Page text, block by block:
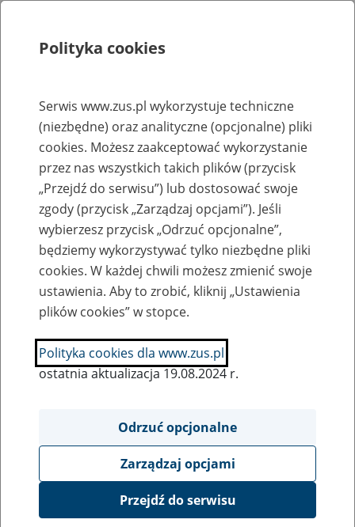
Rejestry, ewidencje i archiwa
Baza zlikwidowanych lub
przekształconych zakładów pracy
Nazwa zakładu pracy:
SZUKAJ
Ukryj wszystkie pozycje bazy
Spółdzielnia Pracy POLTRANS w
Polityka cookies
Serwis www.zus.pl wykorzystuje techniczne
(niezbędne) oraz analityczne (opcjonalne) pliki
cookies. Możesz zaakceptować wykorzystanie
przez nas wszystkich takich plików (przycisk
„Przejdź do serwisu”) lub dostosować swoje
zgody (przycisk „Zarządzaj opcjami”). Jeśli
wybierzesz przycisk „Odrzuć opcjonalne”,
będziemy wykorzystywać tylko niezbędne pliki
cookies. W każdej chwili możesz zmienić swoje
ustawienia. Aby to zrobić, kliknij „Ustawienia
plików cookies” w stopce.
Polityka cookies dla www.zus.pl
ostatnia aktualizacja 19.08.2024 r.
Odrzuć opcjonalne
Zarządzaj opcjami
Przejdź do serwisu